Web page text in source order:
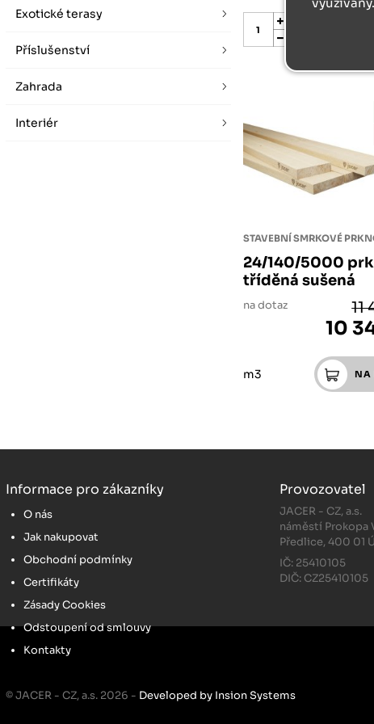
STAVEBNÍ SMRKOVÉ
24/140/5000
tříděná sušená
na dotaz 11
10
m3
Exotické terasy
Příslušenství
Zahrada
Interiér
Informace pro zákazníky
O nás
Jak nakupovat
Obchodní podmínky
Certifikáty
Zásady Cookies
Odstoupení od smlouvy
Kontakty
Provozovatel
JACER - CZ, a.s.
náměstí Prokopa
Předlice, 400 01
IČ: 25410105
DIČ: CZ25410105
© JACER - CZ, a.s. 2026 - Developed by Insion Systems